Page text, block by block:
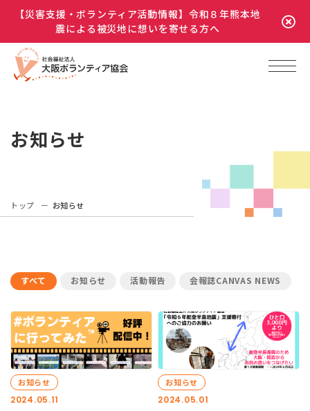
【災害支援・ボランティア活動情報】令和８年熊本地
震による被災地に想いを寄せる方へ
お知らせ
トップ お知らせ
すべて お知らせ 活動報告 会報誌CANVAS NEWS
2024.05.11
お知らせ
2024.05.01
お知らせ